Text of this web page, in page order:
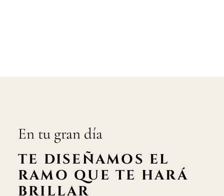
En tu gran día
TE DISEÑAMOS EL
RAMO QUE TE HARÁ
BRILLAR